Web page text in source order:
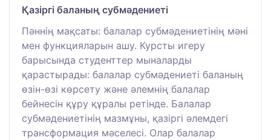
Қазіргі баланың субмәдениеті
Пәннің мақсаты: балалар субмәдениетінің мәні
мен функцияларын ашу. Курсты игеру
барысында студенттер мыналарды
қарастырады: балалар субмәдениеті баланың
өзін-өзі көрсету және әлемнің балалар
бейнесін құру құралы ретінде. Балалар
субмәдениетінің мазмұны, қазіргі әлемдегі
трансформация мәселесі. Олар балалар